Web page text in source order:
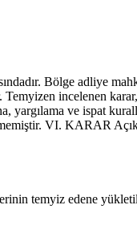
Bölge adliye
incelenen karar,
yargılama ve ispat
VI. KARAR
temyiz edene